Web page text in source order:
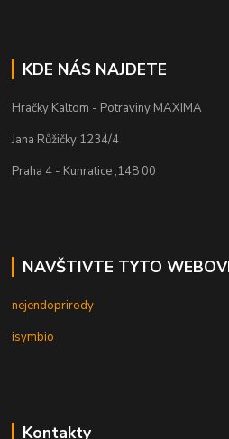
KDE NÁS NAJDETE
Hračky Kaltom - Potraviny MAXIMA
Jana Růžičky 1234/4
Praha 4 - Kunratice ,148 00
NAVŠTIVTE TYTO
nejendoprirody
isymbio
Kontakty